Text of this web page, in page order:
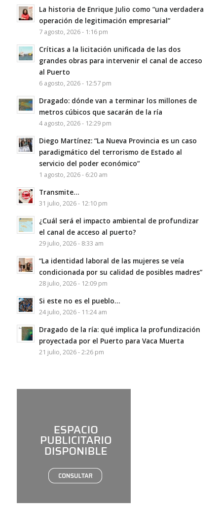
La historia de Enrique Julio como “una verdadera
operación de legitimación empresarial”
7 agosto, 2026 - 1:16 pm
Críticas a la licitación unificada de las dos
grandes obras para intervenir el canal de acceso
al Puerto
6 agosto, 2026 - 12:57 pm
Dragado: dónde van a terminar los millones de
metros cúbicos que sacarán de la ría
4 agosto, 2026 - 12:29 pm
Diego Martínez: “La Nueva Provincia es un caso
paradigmático del terrorismo de Estado al
servicio del poder económico”
1 agosto, 2026 - 6:20 am
Transmite…
31 julio, 2026 - 12:10 pm
¿Cuál será el impacto ambiental de profundizar
el canal de acceso al puerto?
29 julio, 2026 - 8:33 am
“La identidad laboral de las mujeres se veía
condicionada por su calidad de posibles madres”
28 julio, 2026 - 12:09 pm
Si este no es el pueblo…
24 julio, 2026 - 11:24 am
Dragado de la ría: qué implica la profundización
proyectada por el Puerto para Vaca Muerta
21 julio, 2026 - 2:26 pm